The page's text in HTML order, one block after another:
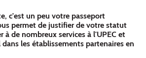
c'est un peu votre passeport
permet de justifier de votre statut
à de nombreux services à l'UPEC et
les établissements partenaires en